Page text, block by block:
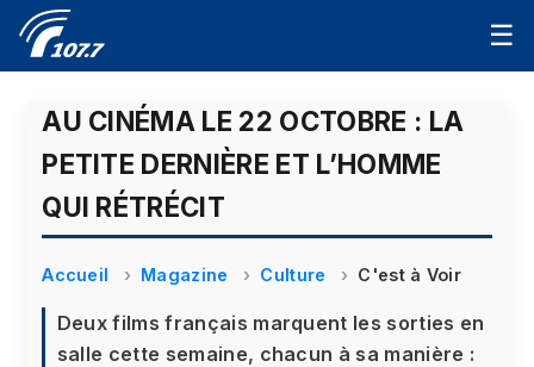
☰
AU CINÉMA LE 22 OCTOBRE : LA
PETITE DERNIÈRE ET L’HOMME
QUI RÉTRÉCIT
Accueil Magazine Culture C'est à Voir
Deux films français marquent les sorties en
salle cette semaine, chacun à sa manière :